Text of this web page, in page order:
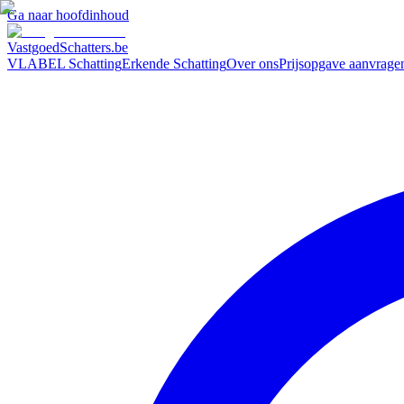
Ga naar hoofdinhoud
VastgoedSchatters.be
VLABEL SchattingErkende SchattingOver onsPrijsopgave